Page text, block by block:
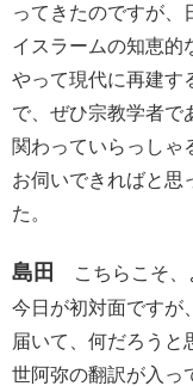
ってきたのですが、
イスラームの知恵的
やって現代に再建す
で、ぜひ宗教学者で
関わっていらっしゃ
お伺いできればと思
た。
島田
こちらこそ、
今日が初対面ですが
届いて、何だろうと
世阿弥の翻訳が入っ